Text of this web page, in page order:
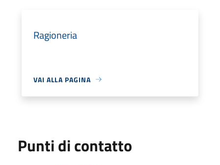
Ragioneria
VAI ALLA PAGINA
Punti di contatto